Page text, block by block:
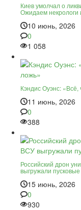
Киев умолчал о
Ожидаем некрологи
10 июнь, 2026
0
1 058
Кэндис Оуэнс:
11 июнь, 2026
0
388
Российский дрон
выгружали
15 июнь, 2026
0
930